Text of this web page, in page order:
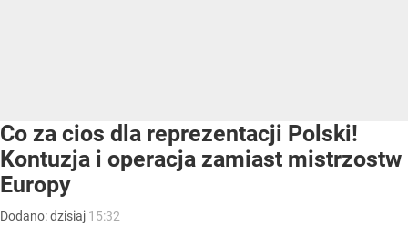
Co za cios dla reprezentacji Polski!
Kontuzja i operacja zamiast mistrzostw
Europy
Dodano:dzisiaj 15:32